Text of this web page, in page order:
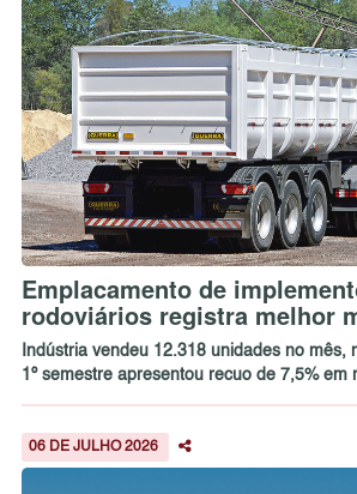
Emplacamento de
rodoviários registra melhor
Indústria vendeu 12.318 unidades no mês,
1º semestre apresentou recuo de 7,5% em
06 DE JULHO 2026